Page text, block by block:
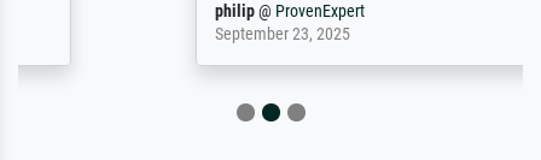
ProvenExpert
September 23, 2025